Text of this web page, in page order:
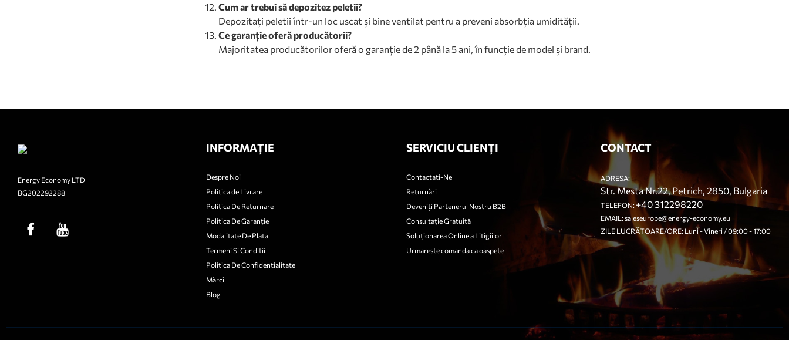
Cum ar trebui să depozitez peletii?
Depozitați peletii într-un loc uscat și bine ventilat pentru a preveni absorbția umidității.
Ce garanție oferă producătorii?
Majoritatea producătorilor oferă o garanție de 2 până la 5 ani, în funcție de model și brand.
Energy Economy LTD
BG202292288
INFORMAȚIE
Despre Noi
Politica de Livrare
Politica De Returnare
Politica De Garanție
Modalitate De Plata
Termeni Si Conditii
Politica De Confidentialitate
Mărci
Blog
SERVICIU CLIENȚI
Contactati-Ne
Returnări
Deveniți Partenerul Nostru B2B
Consultație Gratuită
Soluționarea Online a Litigiilor
Urmareste comanda ca oaspete
CONTACT
ADRESA:
Str. Mesta Nr.22, Petrich, 2850, Bulgaria
TELEFON:+40 312298220
EMAIL:saleseurope@energy-economy.eu
ZILE LUCRĂTOARE/ORE: Luni - Vineri / 09:00 - 17:00